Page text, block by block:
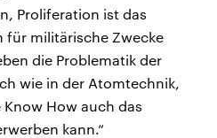
Proliferation ist das
für militärische Zwecke
die Problematik der
wie in der Atomtechnik,
How auch das
kann.“